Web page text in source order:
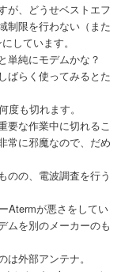
が、どうせベストエフ
制限を行わない（また
しています。
単純にモデムかな？
ばらく使ってみるとた
も切れます。
要な作業中に切れるこ
常に邪魔なので、だめ
のの、電波調査を行う
Atermが悪さをしてい
ムを別のメーカーのも
外部アンテナ。